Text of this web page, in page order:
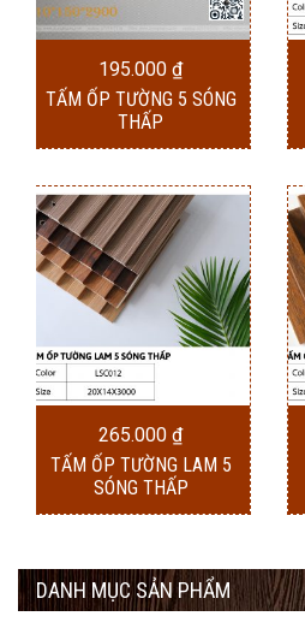
195.000 ₫
TẤM ỐP TƯỜNG 5 SÓNG
THẤP
265.000 ₫
TẤM ỐP TƯỜNG LAM 5
SÓNG THẤP
DANH MỤC SẢN PHẨM